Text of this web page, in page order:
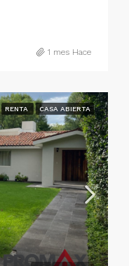
1 mes Hace
RENTA CASA ABIERTA